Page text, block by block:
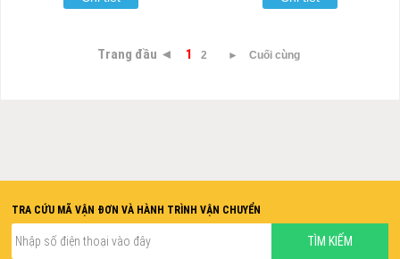
Trang đầu ◄ 1 2 ► Cuối cùng
TRA CỨU MÃ VẬN ĐƠN VÀ HÀNH TRÌNH VẬN CHUYỂN